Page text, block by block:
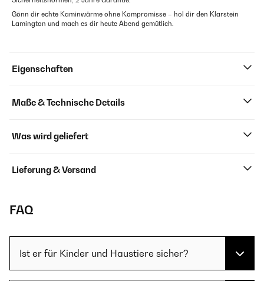
Gönn dir echte Kaminwärme ohne Kompromisse – hol dir den Klarstein
Lamington und mach es dir heute Abend gemütlich.
Eigenschaften
Maße & Technische Details
Was wird geliefert
Lieferung & Versand
FAQ
Ist er für Kinder und Haustiere sicher?